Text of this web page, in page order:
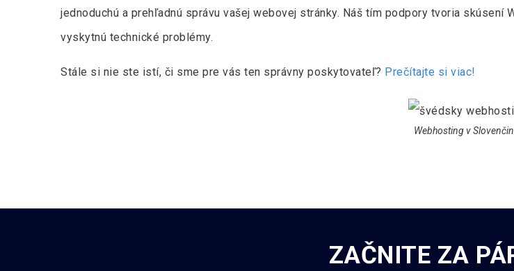
jednoduchú a prehľadnú správu vašej webovej stránky. Náš tím podpory tvoria
vyskytnú technické problémy.
Stále si nie ste istí, či sme pre vás ten správny poskytovateľ? Prečítajte si viac!
Webhosting v
ZAČNITE ZA